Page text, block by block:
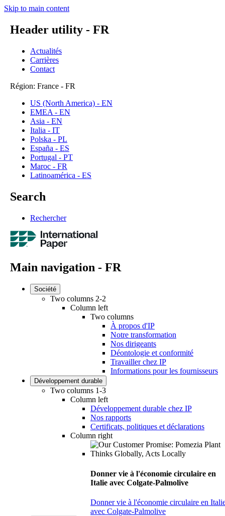
Skip to main content
Header utility - FR
Actualités
Carrières
Contact
Région: France - FR
US (North America) - EN
EMEA - EN
Asia - EN
Italia - IT
Polska - PL
España - ES
Portugal - PT
Maroc - FR
Latinoamérica - ES
Search
Rechercher
Main navigation - FR
Société
Two columns 2-2
Column left
Two columns
À propos d'IP
Notre transformation
Nos dirigeants
Déontologie et conformité
Travailler chez IP
Informations pour les fournisseurs
Développement durable
Two columns 1-3
Column left
Développement durable chez IP
Nos rapports
Certificats, politiques et déclarations
Column right
Donner vie à l'économie circulaire en
Italie avec Colgate-Palmolive
Donner vie à l'économie circulaire en
avec Colgate-Palmolive